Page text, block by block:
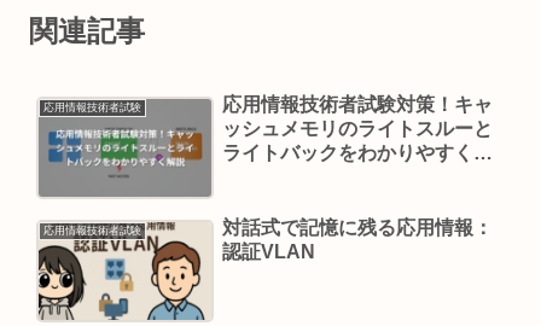
関連記事
応用情報技術者試験
応用情報技術者試験対策！キャ
ッシュメモリのライトスルーと
ライトバックをわかりやすく解
応用情報技術者試験
対話式で記憶に残る応用情報：
認証VLAN